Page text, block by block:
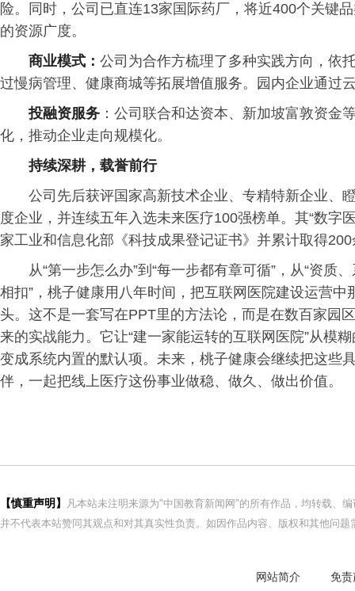
险。同时，公司已直连13家国际药厂，将近400个关键
的资源广度。
商业模式： 公司为合作方梳理了多种实践方向，依
过慢病管理、健康商城等拓展增值服务。园内企业通过
投融资服务 ：公司联合和达资本、新加坡富敦资金
化，推动企业走向规模化。
持续深耕，载誉前行
公司先后获评国家高新技术企业、专精特新企业、
度企业，并连续五年入选未来医疗100强榜单。其“数字
家工业和信息化部《科技成果登记证书》并累计取得
从“第一步怎么办”到“每一步都有章可循”，从“资质
相扣”，桃子健康用八年时间，把互联网医院建设运营
头。这不是一套写在PPT里的方法论，而是在数百家园
来的实战能力。它让“建一家能运转的互联网医院”从模
变成系统内置的默认项。未来，桃子健康会继续把这些
伴，一起把线上医疗这份事业做稳、做久、做出价值。
【慎重声明】
凡本站未注明来源为"中国教育新闻网"的所有作品，均转载、
并不代表本站赞同其观点和对其真实性负责。如因作品内容、版权和其他问
网站简介 免责